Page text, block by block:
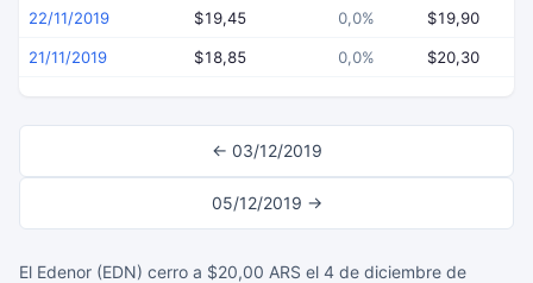
22/11/2019 $19,45 0,0% $19,90
21/11/2019 $18,85 0,0% $20,30
← 03/12/2019
05/12/2019 →
El Edenor (EDN) cerro a $20,00 ARS el 4 de diciembre de